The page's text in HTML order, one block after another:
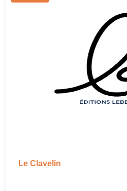
Le Clavelin